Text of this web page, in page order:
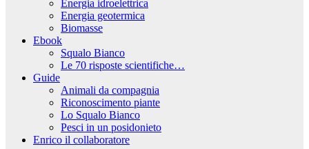
Energia idroelettrica
Energia geotermica
Biomasse
Ebook
Squalo Bianco
Le 70 risposte scientifiche…
Guide
Animali da compagnia
Riconoscimento piante
Lo Squalo Bianco
Pesci in un posidonieto
Enrico il collaboratore